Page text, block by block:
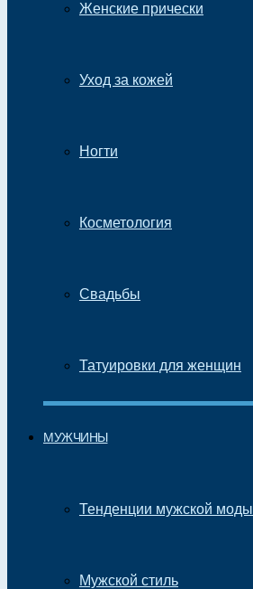
Женские прически
Уход за кожей
Ногти
Косметология
Свадьбы
Татуировки для женщин
МУЖЧИНЫ
Тенденции мужской моды
Мужской стиль